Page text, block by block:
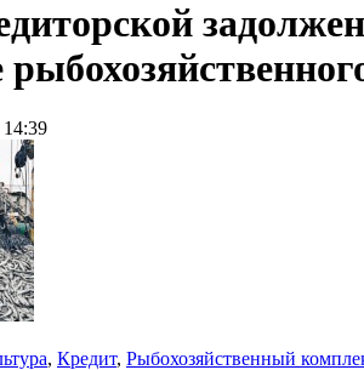
14:39
, Кредит, Рыбохозяйственный